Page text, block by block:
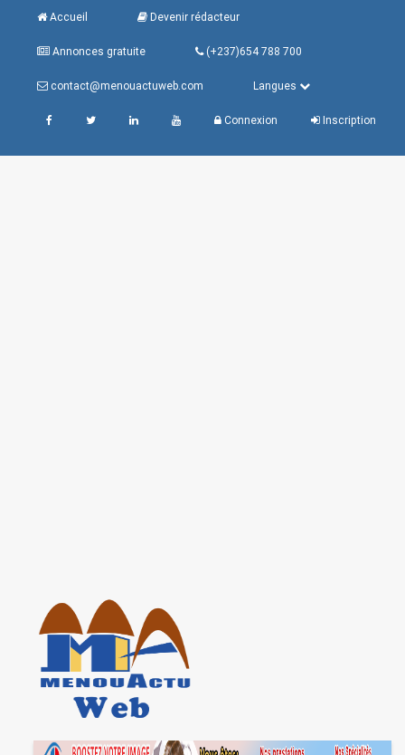
Accueil Devenir rédacteur
Annonces gratuite (+237)654 788 700
contact@menouactuweb.com Langues
Connexion Inscription